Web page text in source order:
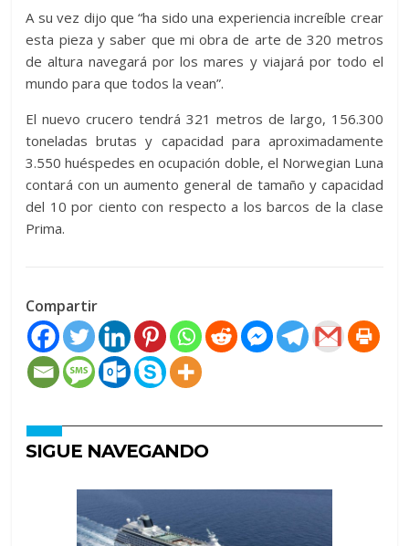
A su vez dijo que “ha sido una experiencia increíble crear
esta pieza y saber que mi obra de arte de 320 metros
de altura navegará por los mares y viajará por todo el
mundo para que todos la vean”.
El nuevo crucero tendrá 321 metros de largo, 156.300
toneladas brutas y capacidad para aproximadamente
3.550 huéspedes en ocupación doble, el Norwegian Luna
contará con un aumento general de tamaño y capacidad
del 10 por ciento con respecto a los barcos de la clase
Prima.
Compartir
SIGUE NAVEGANDO